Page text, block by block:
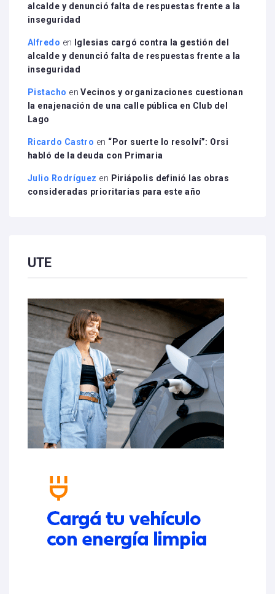
alcalde y denunció falta de respuestas frente a la
inseguridad
Alfredo en Iglesias cargó contra la gestión del
alcalde y denunció falta de respuestas frente a la
inseguridad
Pistacho enVecinos y organizaciones cuestionan
la enajenación de una calle pública en Club del
Lago
Ricardo Castro en “Por suerte lo resolví”: Orsi
habló de la deuda con Primaria
Julio Rodríguez en Piriápolis definió las obras
consideradas prioritarias para este año
UTE